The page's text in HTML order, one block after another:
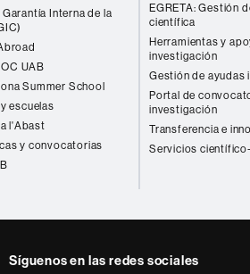
Interna de la
UAB
Summer School
escuelas
l'Abast
y convocatorias
EGRETA: Gestión
científica
Herramientas y
investigación
Gestión de ayudas
Portal de
investigación
Transferencia e
Servicios
Síguenos en las redes sociales